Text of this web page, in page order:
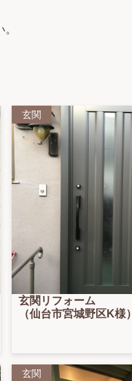
玄関
玄関リフォーム
（仙台市宮城野区K様）
玄関